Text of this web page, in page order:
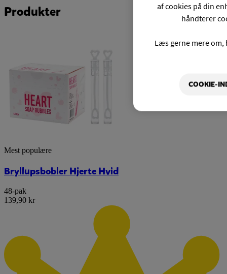
Produkter
Mest populære
Bryllupsbobler Hjerte Hvid
48-pak
139,90 kr
af cookies på din
håndterer
Læs gerne mere
COOKIE-